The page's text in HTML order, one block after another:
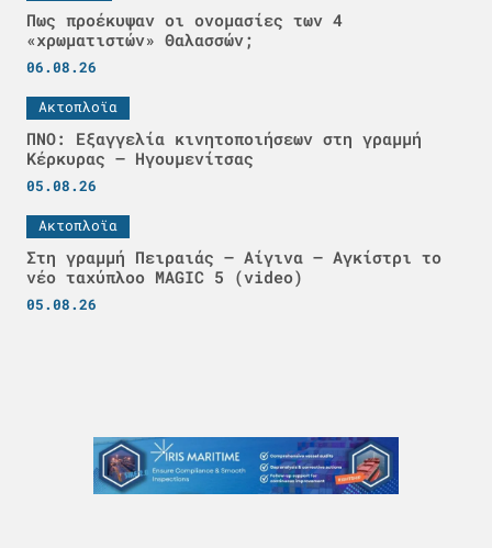
Πως προέκυψαν οι ονομασίες των 4
«χρωματιστών» Θαλασσών;
06.08.26
Ακτοπλοϊα
ΠΝΟ: Εξαγγελία κινητοποιήσεων στη γραμμή
Κέρκυρας – Ηγουμενίτσας
05.08.26
Ακτοπλοϊα
Στη γραμμή Πειραιάς – Αίγινα – Αγκίστρι το
νέο ταχύπλοο MAGIC 5 (video)
05.08.26